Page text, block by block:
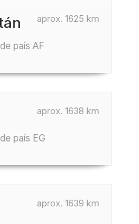
aprox. 1625 km
país AF
aprox. 1638 km
país EG
aprox. 1639 km